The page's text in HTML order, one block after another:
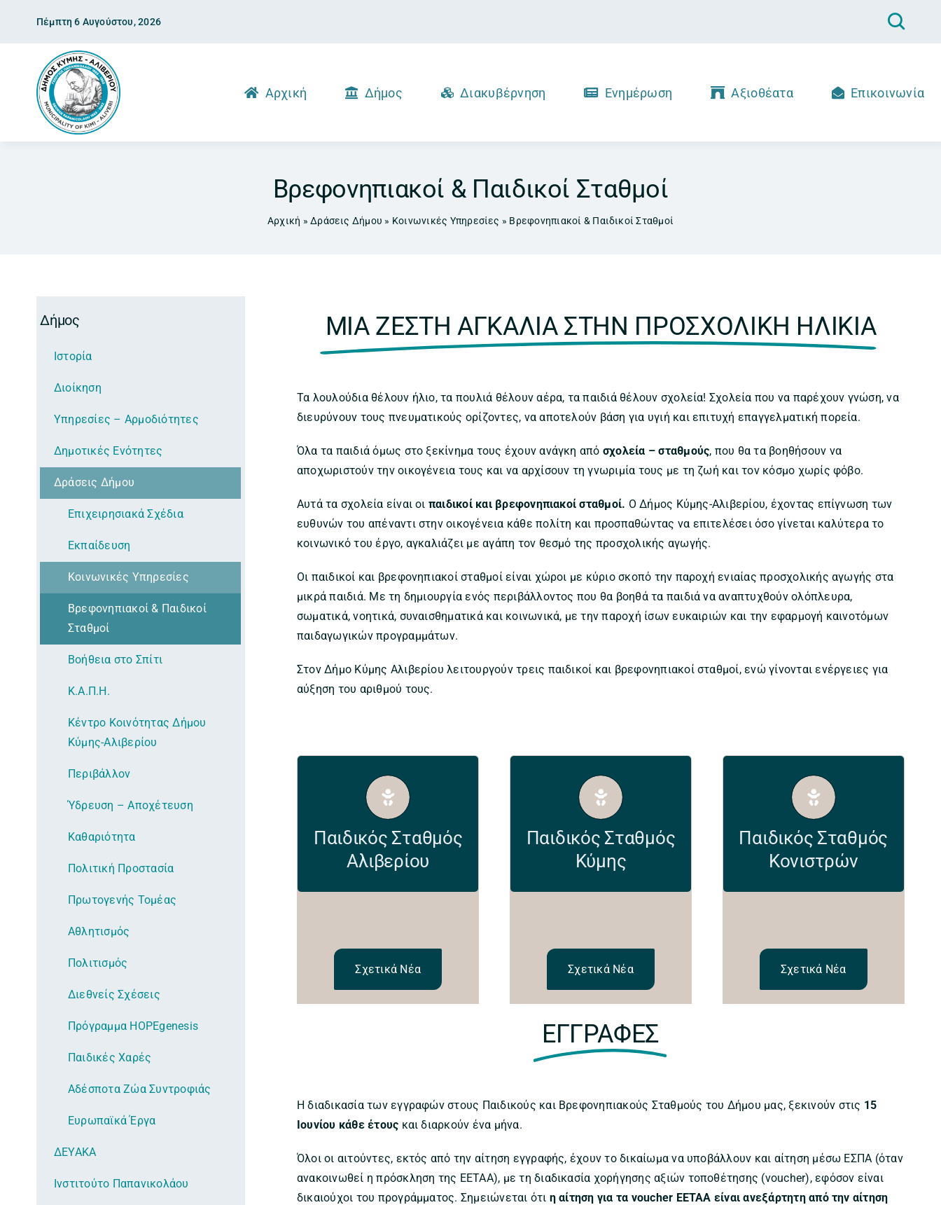
content
Πέμπτη 6 Αυγούστου, 2026
Αρχική Δήμος Διακυβέρνηση Ενημέρωση Αξιοθέατα Επικοινωνία
Βρεφονηπιακοί & Παιδικοί Σταθμοί
Αρχική »Δράσεις Δήμου » Κοινωνικές Υπηρεσίες » Βρεφονηπιακοί & Παιδικοί Σταθμοί
ΜΙΑ ΖΕΣΤΗ ΑΓΚΑΛΙΑ ΣΤΗΝ ΠΡΟΣΧΟΛΙΚΗ ΗΛΙΚΙΑ
Τα λουλούδια θέλουν ήλιο, τα πουλιά θέλουν αέρα, τα παιδιά θέλουν σχολεία! Σχολεία που να παρέχουν γνώση, να
διευρύνουν τους πνευματικούς ορίζοντες, να αποτελούν βάση για υγιή και επιτυχή επαγγελματική πορεία.
Όλα τα παιδιά όμως στο ξεκίνημα τους έχουν ανάγκη από σχολεία – σταθμούς, που θα τα βοηθήσουν να
αποχωριστούν την οικογένεια τους και να αρχίσουν τη γνωριμία τους με τη ζωή και τον κόσμο χωρίς φόβο.
Αυτά τα σχολεία είναι οι παιδικοί και βρεφονηπιακοί σταθμοί. Ο Δήμος Κύμης-Αλιβερίου, έχοντας επίγνωση των
ευθυνών του απέναντι στην οικογένεια κάθε πολίτη και προσπαθώντας να επιτελέσει όσο γίνεται καλύτερα το
κοινωνικό του έργο, αγκαλιάζει με αγάπη τον θεσμό της προσχολικής αγωγής.
Οι παιδικοί και βρεφονηπιακοί σταθμοί είναι χώροι με κύριο σκοπό την παροχή ενιαίας προσχολικής αγωγής στα
μικρά παιδιά. Με τη δημιουργία ενός περιβάλλοντος που θα βοηθά τα παιδιά να αναπτυχθούν ολόπλευρα,
σωματικά, νοητικά, συναισθηματικά και κοινωνικά, με την παροχή ίσων ευκαιριών και την εφαρμογή καινοτόμων
παιδαγωγικών προγραμμάτων.
Στον Δήμο Κύμης Αλιβερίου λειτουργούν τρεις παιδικοί και βρεφονηπιακοί σταθμοί, ενώ γίνονται ενέργειες για
αύξηση του αριθμού τους.
Παιδικός Σταθμός
Αλιβερίου
paidikos.aliveriou@kimis-
aliveriou.gr
2223022500
Σχετικά Νέα
Παιδικός Σταθμός
Κύμης
paidikos.kimis@kimis-
aliveriou.gr
2222023323
Σχετικά Νέα
Παιδικός Σταθμός
Κονιστρών
paidikos.konistron@kimis-
aliveriou.gr
2222058257
Σχετικά Νέα
ΕΓΓΡΑΦΕΣ
Η διαδικασία των εγγραφών στους Παιδικούς και Βρεφονηπιακούς Σταθμούς του Δήμου μας, ξεκινούν στις 15
Ιουνίου κάθε έτους και διαρκούν ένα μήνα.
Όλοι οι αιτούντες, εκτός από την αίτηση εγγραφής, έχουν το δικαίωμα να υποβάλλουν και αίτηση μέσω ΕΣΠΑ (όταν
ανακοινωθεί η πρόσκληση της ΕΕΤΑΑ), με τη διαδικασία χορήγησης αξιών τοποθέτησης (voucher), εφόσον είναι
δικαιούχοι του προγράμματος. Σημειώνεται ότι η αίτηση για τα voucher ΕΕΤΑΑ είναι ανεξάρτητη από την αίτηση
Δήμος
Ιστορία
Διοίκηση
Υπηρεσίες – Αρμοδιότητες
Δημοτικές Ενότητες
Δράσεις Δήμου
Επιχειρησιακά Σχέδια
Εκπαίδευση
Κοινωνικές Υπηρεσίες
Βρεφονηπιακοί & Παιδικοί
Σταθμοί
Βοήθεια στο Σπίτι
Κ.Α.Π.Η.
Κέντρο Κοινότητας Δήμου
Κύμης-Αλιβερίου
Περιβάλλον
Ύδρευση – Αποχέτευση
Καθαριότητα
Πολιτική Προστασία
Πρωτογενής Τομέας
Αθλητισμός
Πολιτισμός
Διεθνείς Σχέσεις
Πρόγραμμα HOPEgenesis
Παιδικές Χαρές
Αδέσποτα Ζώα Συντροφιάς
Ευρωπαϊκά Έργα
ΔΕΥΑΚΑ
Ινστιτούτο Παπανικολάου